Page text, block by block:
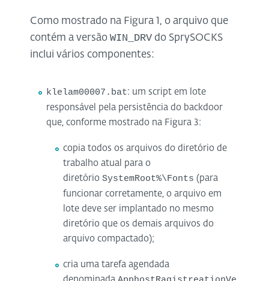
Como mostrado na Figura 1, o arquivo que
contém a versão WIN_DRV do SprySOCKS
inclui vários componentes:
klelam00007.bat: um script em lote
responsável pela persistência do backdoor
que, conforme mostrado na Figura 3:
copia todos os arquivos do diretório de
trabalho atual para o
diretório SystemRoot%\Fonts (para
funcionar corretamente, o arquivo em
lote deve ser implantado no mesmo
diretório que os demais arquivos do
arquivo compactado);
cria uma tarefa agendada